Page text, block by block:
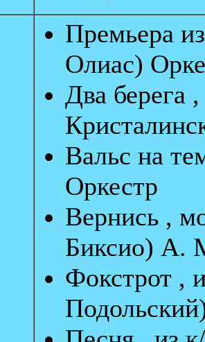
Премьера
Олиас)
Два
Вальс на
Оркестр
Вернись ,
Биксио) А.
Фокстрот ,